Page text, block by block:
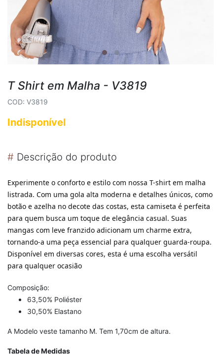
T Shirt em Malha - V3819
COD: V3819
Indisponível
# Descrição do produto
Experimente o conforto e estilo com nossa T-shirt em malha
listrada. Com uma gola alta moderna e detalhes únicos, como
botão e azelha no decote das costas, esta camiseta é perfeita
para quem busca um toque de elegância casual. Suas
mangas com leve franzido adicionam um charme extra,
tornando-a uma peça essencial para qualquer guarda-roupa.
Disponível em diversas cores, esta é uma escolha versátil
para qualquer ocasião
Composição:
63,50% Poliéster
30,50% Elastano
A Modelo veste tamanho M. Tem 1,70cm de altura.
Tabela de Medidas